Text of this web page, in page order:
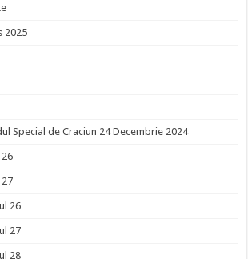
2025
Special de Craciun 24 Decembrie 2024
26
27
28